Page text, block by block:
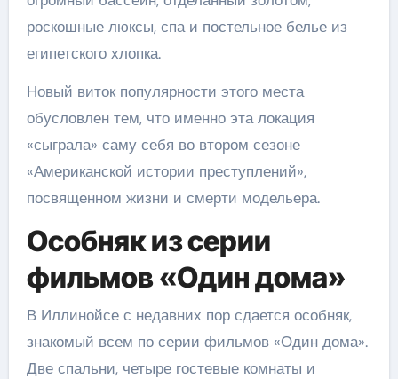
роскошные люксы, спа и постельное белье из
египетского хлопка.
Новый виток популярности этого места
обусловлен тем, что именно эта локация
«сыграла» саму себя во втором сезоне
«Американской истории преступлений»,
посвященном жизни и смерти модельера.
Особняк из серии
фильмов «Один дома»
В Иллинойсе с недавних пор сдается особняк,
знакомый всем по серии фильмов «Один дома».
Две спальни, четыре гостевые комнаты и